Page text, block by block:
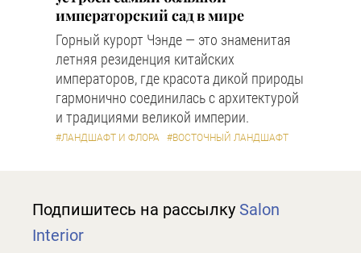
императорский сад в мире
Горный курорт Чэнде — это знаменитая
летняя резиденция китайских
императоров, где красота дикой природы
гармонично соединилась с архитектурой
и традициями великой империи.
#ЛАНДШАФТ И ФЛОРА #ВОСТОЧНЫЙ ЛАНДШАФТ
Подпишитесь на рассылку Salon
Interior